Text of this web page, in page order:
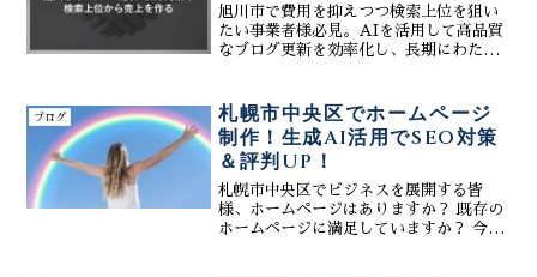
Googleマップでの露出を劇的に向上。
SEO・GEO対策も含めた包括的な支援
で、石狩エリアでの認知度を圧倒的に高
と導くパートナーになります。
旭川市で費用を抑えつつ検索上位を狙い
たい事業者様必見。AIを活用して高品質
なブログ更新を効率化し、長期にわたり
高い地元客を引き寄せ、安定した売上を
築く手法。
ブログ
札幌市中央区でホームページ
制作！生成AI活用でSEO対策
＆評判UP！
札幌市中央区でビジネスを展開する皆
様、ホームページはありますか？ 既存の
ホームページに満足していますか？ 今や